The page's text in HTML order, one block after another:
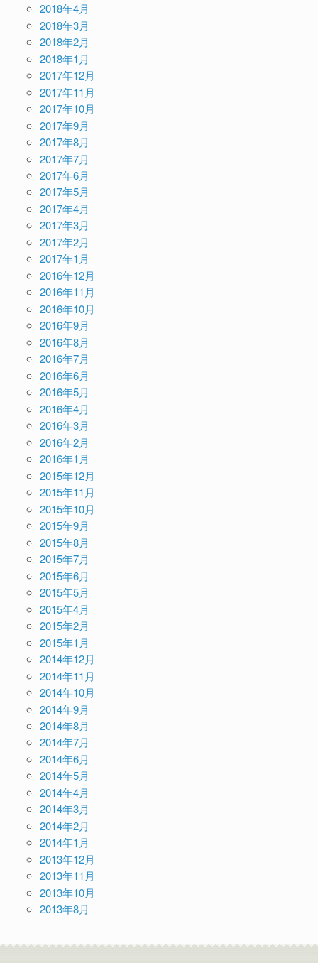
2018年4月
2018年3月
2018年2月
2018年1月
2017年12月
2017年11月
2017年10月
2017年9月
2017年8月
2017年7月
2017年6月
2017年5月
2017年4月
2017年3月
2017年2月
2017年1月
2016年12月
2016年11月
2016年10月
2016年9月
2016年8月
2016年7月
2016年6月
2016年5月
2016年4月
2016年3月
2016年2月
2016年1月
2015年12月
2015年11月
2015年10月
2015年9月
2015年8月
2015年7月
2015年6月
2015年5月
2015年4月
2015年2月
2015年1月
2014年12月
2014年11月
2014年10月
2014年9月
2014年8月
2014年7月
2014年6月
2014年5月
2014年4月
2014年3月
2014年2月
2014年1月
2013年12月
2013年11月
2013年10月
2013年8月